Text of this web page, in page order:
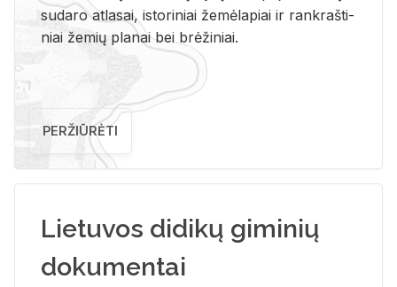
su­da­ro at­la­sai, is­to­ri­niai že­mė­la­piai ir rank­raš­ti­
niai že­mių pla­nai bei brė­ži­niai.
PERŽIŪRĖTI
Lietuvos didikų giminių
dokumentai